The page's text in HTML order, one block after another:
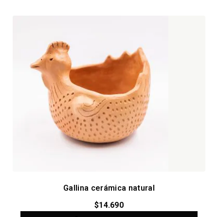
Gallina cerámica natural
$14.690